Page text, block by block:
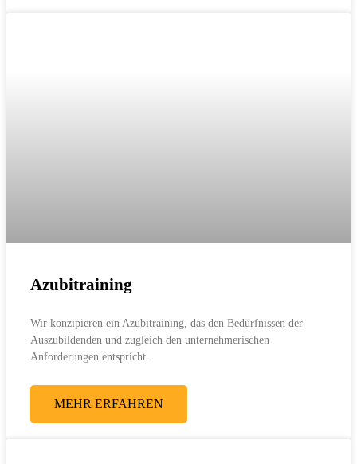
Azubitraining
Wir konzipieren ein Azubitraining, das den Bedürfnissen der
Auszubildenden und zugleich den unternehmerischen
Anforderungen entspricht.
MEHR ERFAHREN